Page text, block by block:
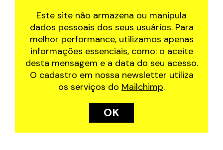
Este site não armazena ou manipula
dados pessoais dos seus usuários. Para
melhor performance, utilizamos apenas
informações essenciais, como: o aceite
desta mensagem e a data do seu acesso.
O cadastro em nossa newsletter utiliza
os serviços do Mailchimp.
OK